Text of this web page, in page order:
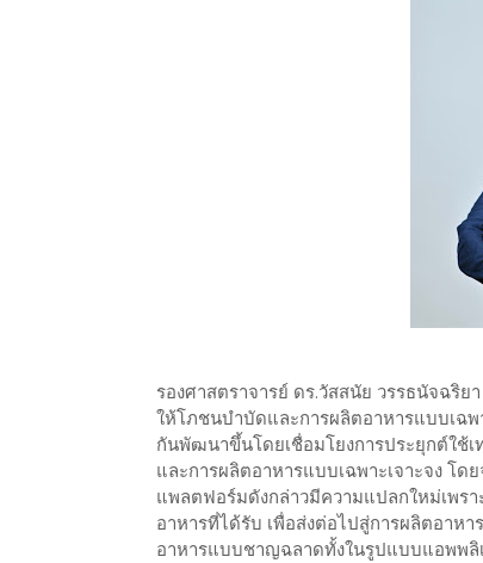
รองศาสตราจารย์ ดร.วัสสนัย วรรธนัจฉริ
ให้โภชนบำบัดและการผลิตอาหารแบบเฉ
กันพัฒนาขึ้นโดยเชื่อมโยงการประยุกต์ใช้
และการผลิตอาหารแบบเฉพาะเจาะจง โด
แพลตฟอร์มดังกล่าวมีความแปลกใหม่เพร
อาหารที่ได้รับ เพื่อส่งต่อไปสู่การผลิตอา
อาหารแบบชาญฉลาดทั้งในรูปแบบแอพพลิ